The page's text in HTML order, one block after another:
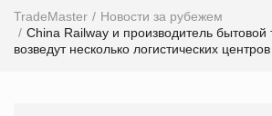
TradeMaster
Новости за рубежем
China Railway и производитель бытовой
возведут несколько логистических центров